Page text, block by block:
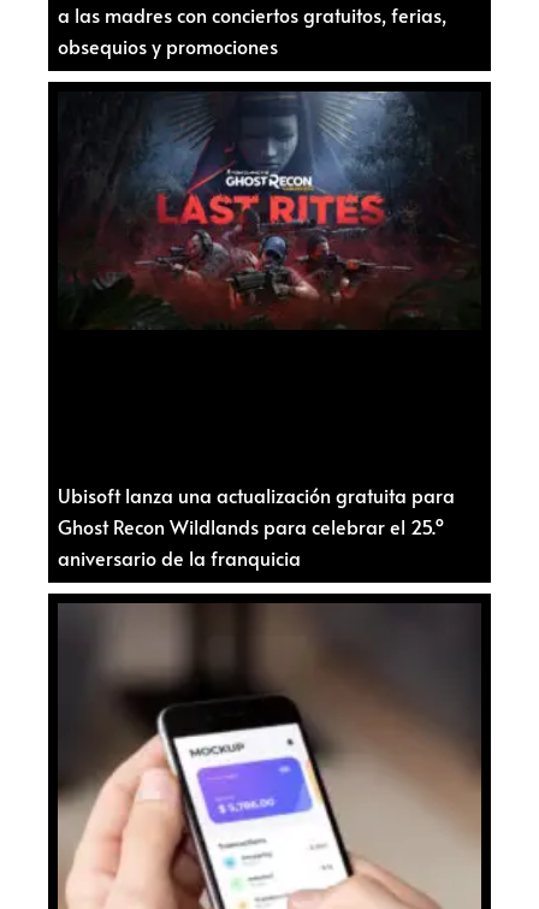
a las madres con conciertos gratuitos, ferias,
obsequios y promociones
Ubisoft lanza una actualización gratuita para
Ghost Recon Wildlands para celebrar el 25.º
aniversario de la franquicia